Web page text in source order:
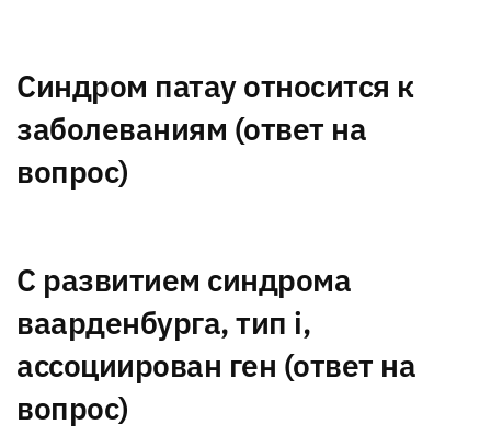
Синдром патау относится к
заболеваниям (ответ на
вопрос)
С развитием синдрома
ваарденбурга, тип i,
ассоциирован ген (ответ на
вопрос)